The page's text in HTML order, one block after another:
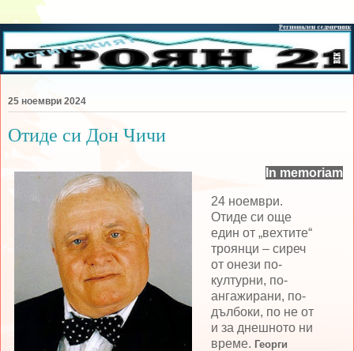
25 ноември 2024
Отиде си Дон Чичи
In memoriam
24 ноември.
Отиде си още
един от „вехтите“
троянци – сиреч
от онези по-
културни, по-
ангажирани, по-
дълбоки, по не от
и за днешното ни
време. Георги